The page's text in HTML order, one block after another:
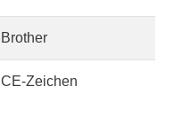
Brother
CE-Zeichen